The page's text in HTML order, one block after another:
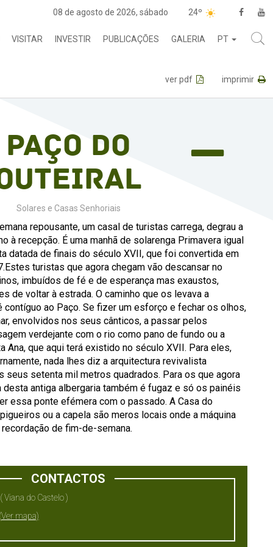
08 de agosto de 2026, sábado 24º
VISITAR INVESTIR PUBLICAÇÕES GALERIA PT
ver pdf imprimir
Paço do
Solares e Casas Senhoriais
repousante, um casal de turistas carrega, degrau a
à recepção. É uma manhã de solarenga Primavera igual
datada de finais do século XVII, que foi convertida em
turistas que agora chegam vão descansar no
imbuídos de fé e de esperança mas exaustos,
de voltar à estrada. O caminho que os levava a
contíguo ao Paço. Se fizer um esforço e fechar os olhos,
envolvidos nos seus cânticos, a passar pelos
verdejante com o rio como pano de fundo ou a
Ana, que aqui terá existido no século XVII. Para eles,
nada lhes diz a arquitectura revivalista
seus setenta mil metros quadrados. Para os que agora
desta antiga albergaria também é fugaz e só os painéis
essa ponte efémera com o passado. A Casa do
ou a capela são meros locais onde a máquina
de fim-de-semana.
CONTACTOS
do Castelo )
(Ver mapa)